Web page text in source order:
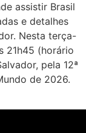
assistir Brasil
e detalhes
Nesta terça-
21h45 (horário
pela 12ª
de 2026.